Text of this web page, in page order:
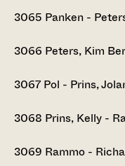
3065 Panken -
3066 Peters, Kim
3067 Pol - Prins,
3068 Prins, Kelly -
3069 Rammo -